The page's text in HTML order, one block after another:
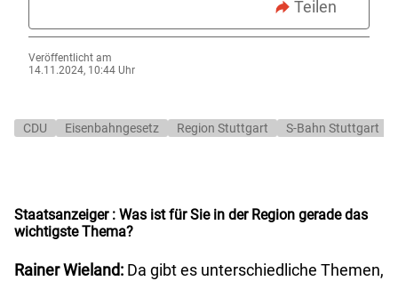
Teilen
Veröffentlicht am
14.11.2024, 10:44 Uhr
CDU Eisenbahngesetz Region Stuttgart S-Bahn Stuttgart
Staatsanzeiger: Was ist für Sie in der Region gerade das
wichtigste Thema?
Rainer Wieland: Da gibt es unterschiedliche Themen,